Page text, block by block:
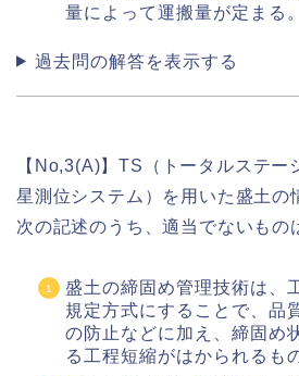
量によって運搬量が定まる。
過去問の解答を表示する
【No,3(A)】TS（トータルステー
星測位システム）を用いた盛土の
次の記述のうち、適当でないもの
盛土の締固め管理技術は、
規定方式にすることで、品
の防止などに加え、締固め
る工程短縮がはかられるも